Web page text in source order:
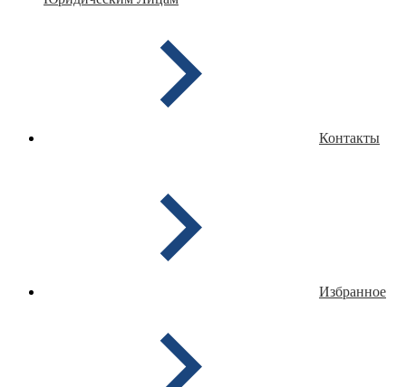
Контакты
Избранное